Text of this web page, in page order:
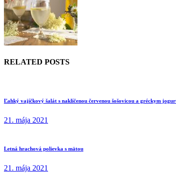
RELATED POSTS
Ľahký vajíčkový šalát s naklíčenou červenou šošovicou a gréckym
21. mája 2021
Letná hrachová polievka s mätou
21. mája 2021